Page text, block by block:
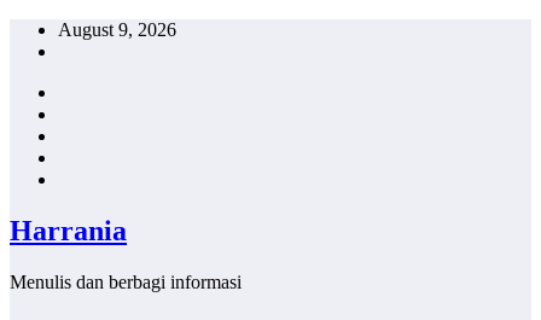
Skip
August 9, 2026
Harrania
Menulis dan berbagi informasi